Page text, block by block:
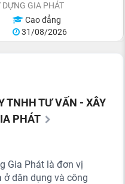
DỰNG GIA PHÁT
Cao đẳng
31/08/2026
TNHH TƯ VẤN - XÂY
PHÁT
Gia Phát là đơn vị
ở dân dụng và công